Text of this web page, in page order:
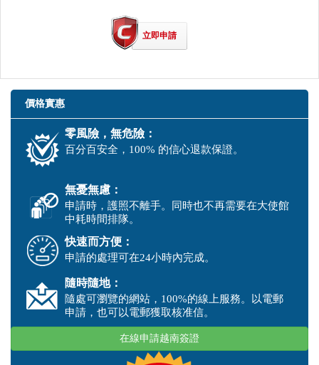
立即申請
價格實惠
零風險，無危險：
百分百安全，100% 的信心退款保證。
無憂無慮：
申請時，護照不離手。同時也不再需要在大使館
中耗時間排隊。
快速而方便：
申請的處理可在24小時內完成。
隨時隨地：
隨處可瀏覽的網站，100%的線上服務。以電郵
申請，也可以電郵獲取核准信。
在線申請越南簽證